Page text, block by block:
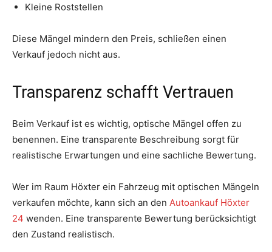
Kleine Roststellen
Diese Mängel mindern den Preis, schließen einen
Verkauf jedoch nicht aus.
Transparenz schafft Vertrauen
Beim Verkauf ist es wichtig, optische Mängel offen zu
benennen. Eine transparente Beschreibung sorgt für
realistische Erwartungen und eine sachliche Bewertung.
Wer im Raum Höxter ein Fahrzeug mit optischen Mängeln
verkaufen möchte, kann sich an den Autoankauf Höxter
24 wenden. Eine transparente Bewertung berücksichtigt
den Zustand realistisch.